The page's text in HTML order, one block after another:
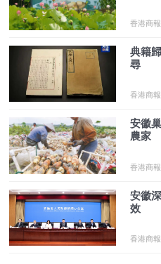
香港商報
典籍
尋
香港商報
安徽
農家
香港商報
安徽
效
香港商報